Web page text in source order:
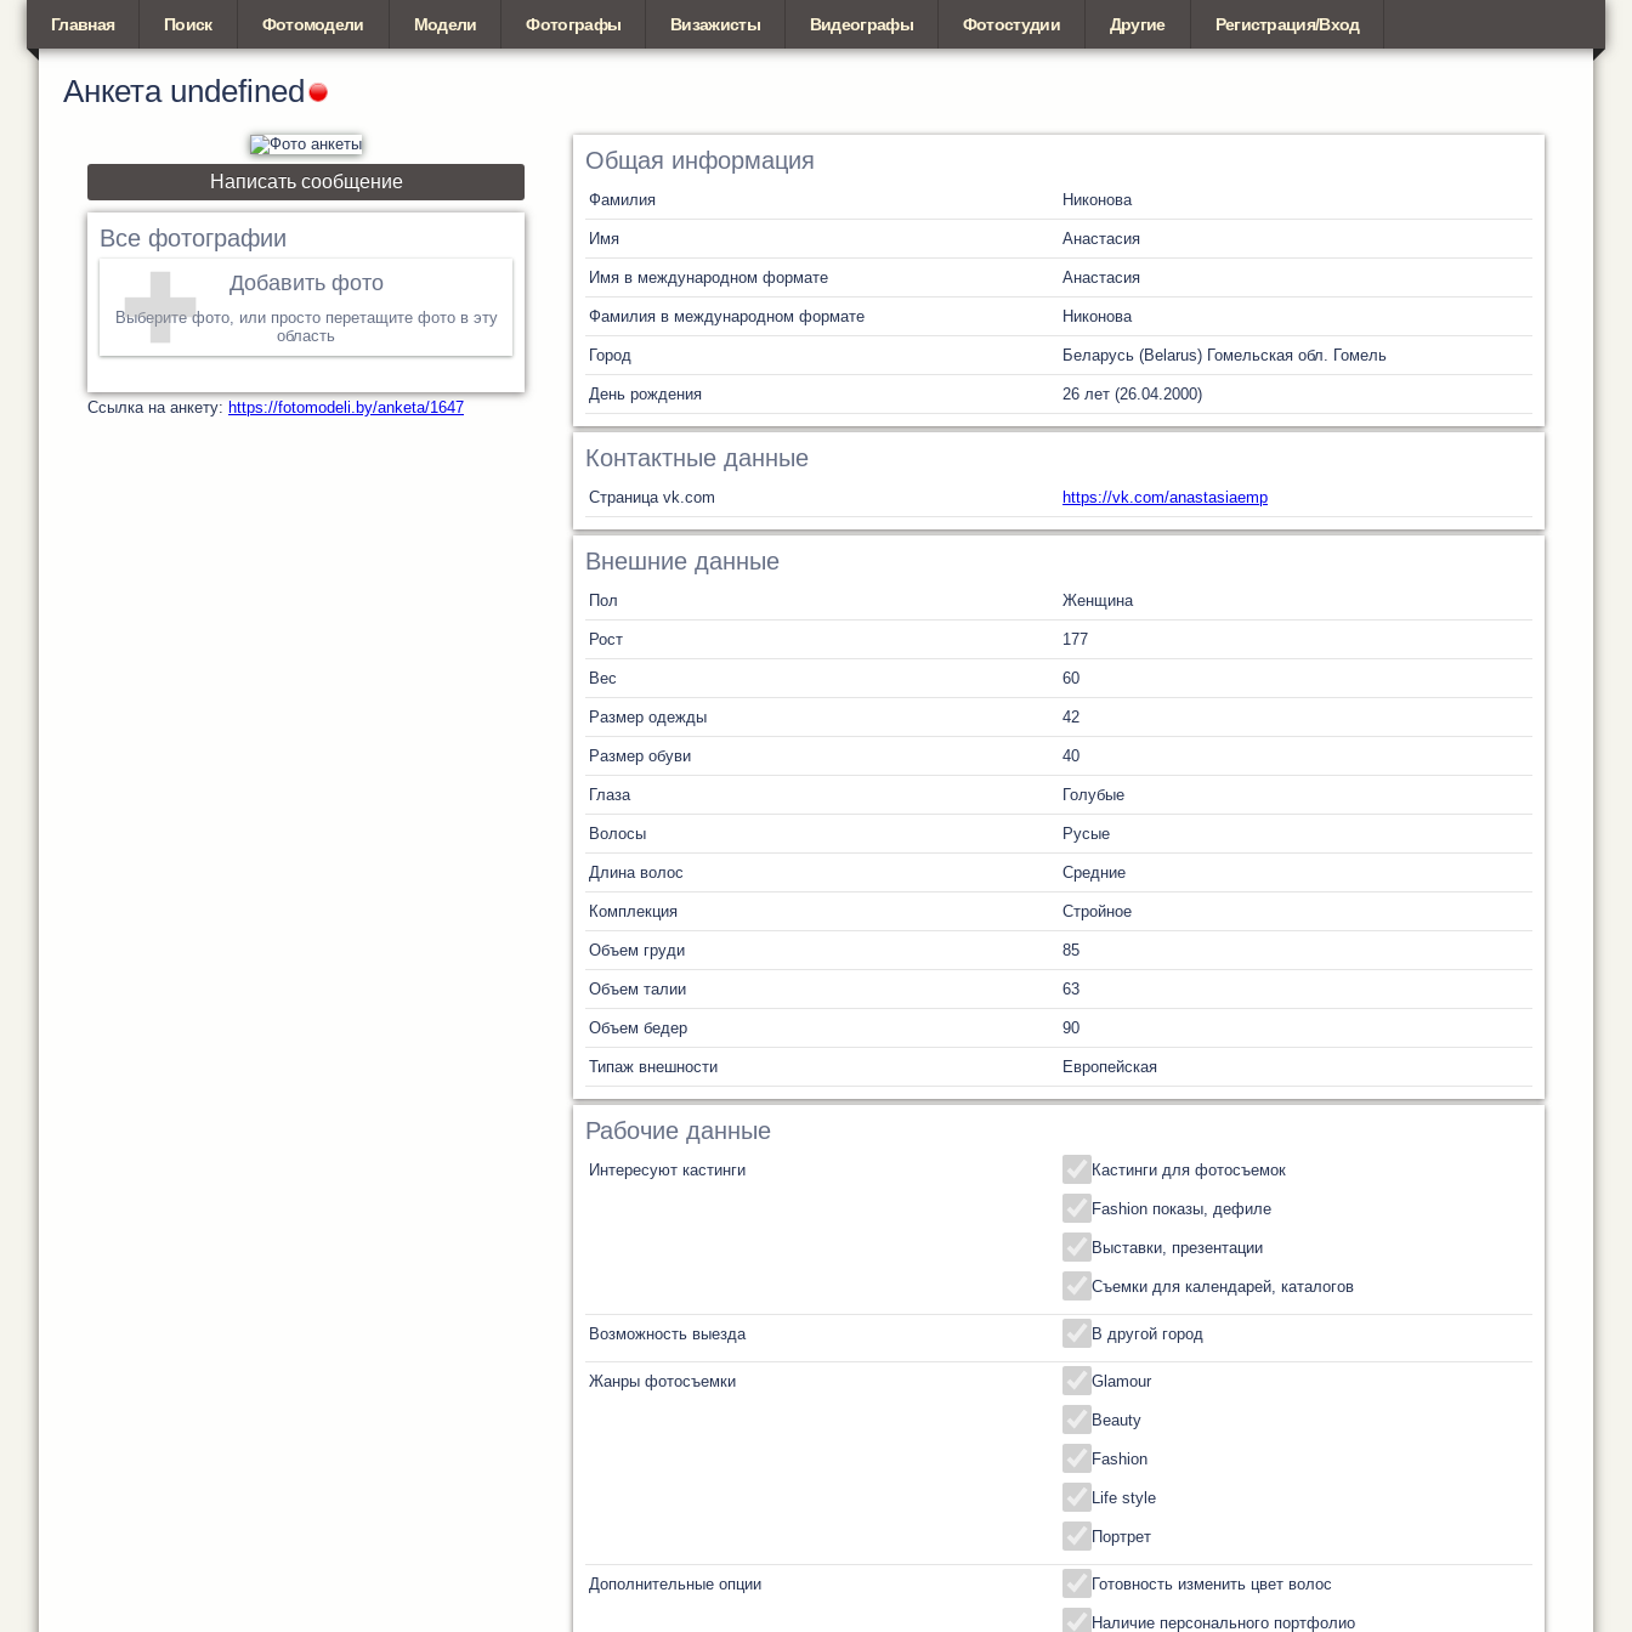
Главная Поиск Фотомодели Модели Фотографы Визажисты Видеографы Фотостудии Другие Регистрация/Вход
Анкета undefined
Написать сообщение
Все фотографии
Добавить фото
Выберите фото, или просто перетащите фото в эту
область
Cсылка на анкету: https://fotomodeli.by/anketa/1647
Общая информация
Фамилия Никонова
Имя Анастасия
Имя в международном формате Анастасия
Фамилия в международном формате Никонова
Город Беларусь (Belarus) Гомельская обл. Гомель
День рождения 26 лет (26.04.2000)
Контактные данные
Страница vk.com https://vk.com/anastasiaemp
Внешние данные
Пол Женщина
Рост 177
Вес 60
Размер одежды 42
Размер обуви 40
Глаза Голубые
Волосы Русые
Длина волос Средние
Комплекция Стройное
Объем груди 85
Объем талии 63
Объем бедер 90
Типаж внешности Европейская
Рабочие данные
Интересуют кастинги Кастинги для фотосъемок
Fashion показы, дефиле
Выставки, презентации
Съемки для календарей, каталогов
Возможность выезда В другой город
Жанры фотосъемки Glamour
Beauty
Fashion
Life style
Портрет
Дополнительные опции Готовность изменить цвет волос
Наличие персонального портфолио